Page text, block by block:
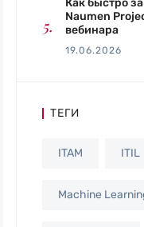
Naumen
вебинара
19.06.2026
ТЕГИ
ITAM ITIL
Machine